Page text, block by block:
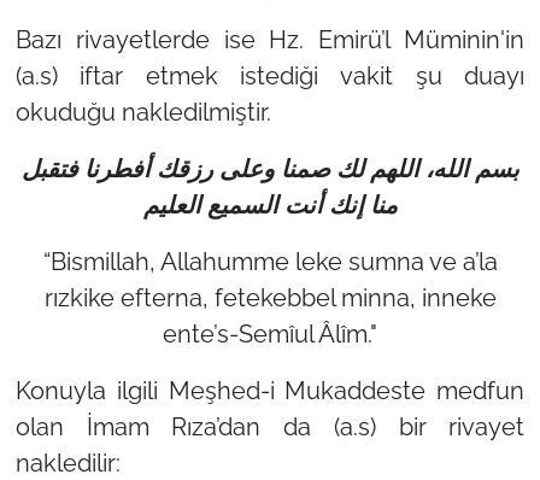
Bazı rivayetlerde ise Hz. Emirü’l Müminin'in
(a.s) iftar etmek istediği vakit şu duayı
okuduğu nakledilmiştir.
بسم الله، اللهم لك صمنا وعلى رزقك أفطرنا فتقبل
منا إنك أنت السميع العليم
“Bismillah, Allahumme leke sumna ve a’la
rızkike efterna, fetekebbel minna, inneke
ente’s-Semîul Âlîm."
Konuyla ilgili Meşhed-i Mukaddeste medfun
olan İmam Rıza’dan da (a.s) bir rivayet
nakledilir: